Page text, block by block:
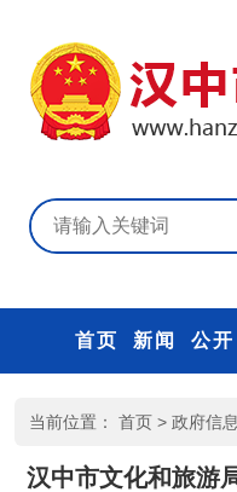
首页 新闻 公开
当前位置： 首页 > 政府信
汉中市文化和旅游